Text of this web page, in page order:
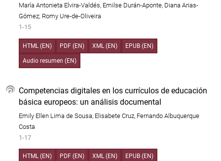
María Antonieta Elvira-Valdés, Emilse Durán-Aponte, Diana Arias-
Gómez; Romy Ure-de-Oliveira
1-15
HTML (EN) PDF (EN) XML (EN) EPUB (EN)
Audio resumen (EN)
Competencias digitales en los currículos de educación
básica europeos: un análisis documental
Emily Ellen Lima de Sousa, Elisabete Cruz, Fernando Albuquerque
Costa
1-17
HTML (EN) PDF (EN) XML (EN) EPUB (EN)